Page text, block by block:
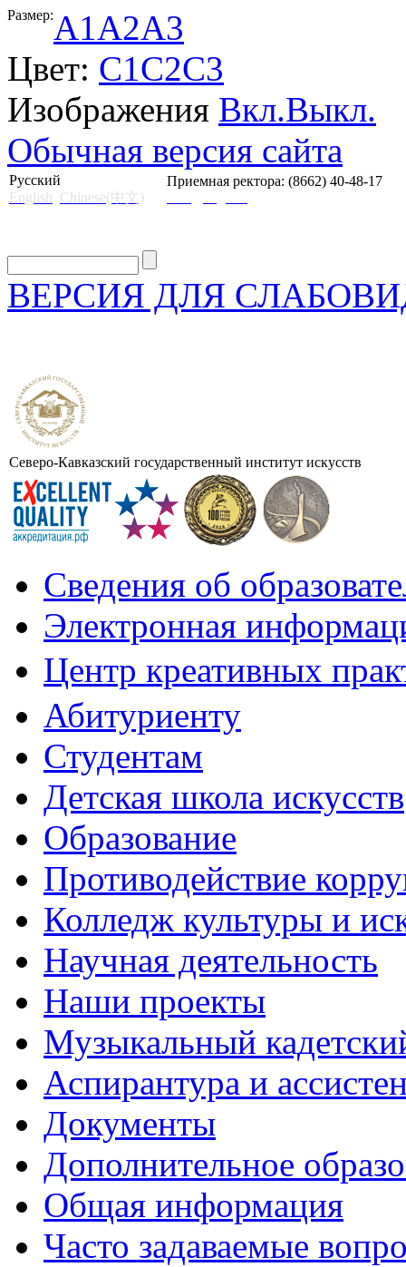
Размер:A1A2A3
Цвет: C1C2C3
Изображения Вкл.Выкл.
Обычная версия сайта
Русский
English Chinese(中文)
Приемная ректора: (8662) 40-48-17
ВЕРСИЯ ДЛЯ
Северо-Кавказский государственный институт искусств
Сведения об
Электронная
Центр креативных
Абитуриенту
Студентам
Детская школа искусств
Образование
Противодействие
Колледж культуры и
Научная деятельность
Наши проекты
Музыкальный
Аспирантура и
Документы
Дополнительное
Общая информация
Часто задаваемые